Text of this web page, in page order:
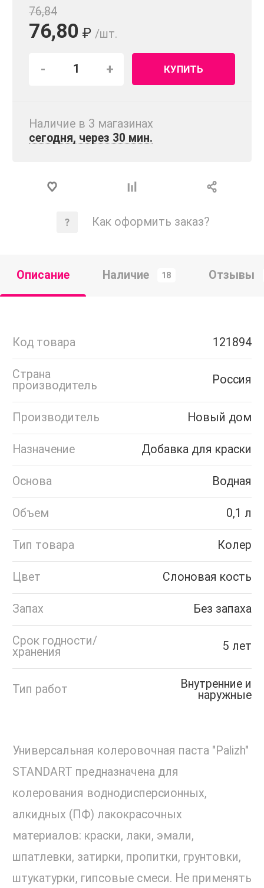
76,84
76,80 ₽ /шт.
- + КУПИТЬ
Наличие в 3 магазинах
сегодня, через 30 мин.
Как оформить заказ?
Описание Наличие 18 Отзывы
Код товара 121894
Страна
производитель
Россия
Производитель Новый дом
Назначение Добавка для краски
Основа Водная
Объем 0,1 л
Тип товара Колер
Цвет Слоновая кость
Запах Без запаха
Срок годности/
хранения
5 лет
Тип работ
Внутренние и
наружные
Универсальная колеровочная паста "Palizh"
STANDART предназначена для
колерования воднодисперсионных,
алкидных (ПФ) лакокрасочных
материалов: краски, лаки, эмали,
шпатлевки, затирки, пропитки, грунтовки,
штукатурки, гипсовые смеси. Не применять